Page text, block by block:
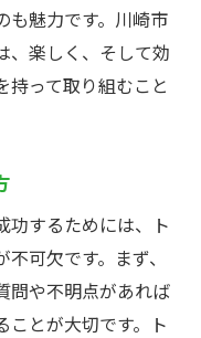
も魅力です。川崎市
、楽しく、そして効
持って取り組むこと
功するためには、ト
可欠です。まず、
問や不明点があれば
ことが大切です。ト